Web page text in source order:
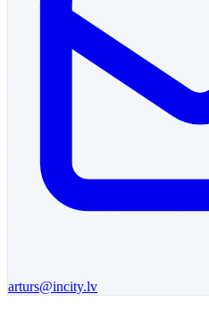
arturs@incity.lv